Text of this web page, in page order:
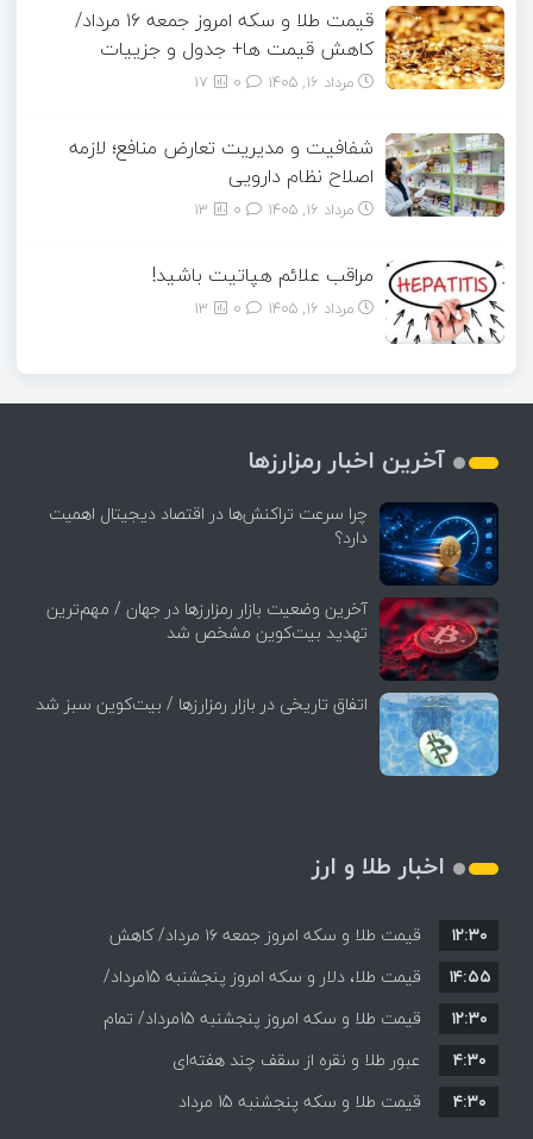
قیمت طلا و سکه امروز جمعه ۱۶ مرداد/
کاهش قیمت ها+ جدول و جزییات
مرداد ۱۶, ۱۴۰۵ 17
شفافیت و مدیریت تعارض منافع؛ لازمه
اصلاح نظام دارویی
مرداد ۱۶, ۱۴۰۵ 13
مراقب علائم هپاتیت باشید!
مرداد ۱۶, ۱۴۰۵ 13
آخرین اخبار رمزارزها
چرا سرعت تراکنش‌ها در اقتصاد دیجیتال اهمیت
دارد؟
آخرین وضعیت بازار رمزارزها در جهان / مهم‌ترین
تهدید بیت‌کوین مشخص شد
اتفاق تاریخی در بازار رمزارزها / بیت‌کوین سبز شد
اخبار طلا و ارز
قیمت طلا و سکه امروز جمعه ۱۶ مرداد/ کاهش
قیمت ها+ جدول و جزییات
۱۲:۳۰
قیمت طلا، دلار و سکه امروز پنجشنبه 15مرداد/
افزایش قیمت ها + جدول
۱۴:۵۵
قیمت طلا و سکه امروز پنجشنبه 15مرداد/ تمام
قیمت ها بر مدار افزایش + جدول
۱۲:۳۰
عبور طلا و نقره از سقف چند هفته‌ای
۴:۳۰
قیمت طلا و سکه پنجشنبه 15 مرداد
۴:۳۰